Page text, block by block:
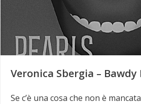
Veronica Sbergia – Bawdy
Se c’è una cosa che non è